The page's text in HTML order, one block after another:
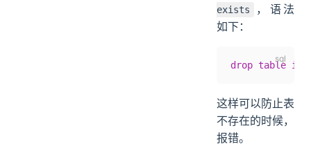
exists
，语法
如下：
drop table if
这样可以防止表
不存在的时候，
报错。